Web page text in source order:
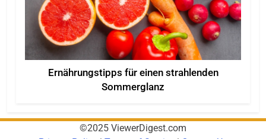
Ernährungstipps für einen strahlenden
Sommerglanz
©2025 ViewerDigest.com